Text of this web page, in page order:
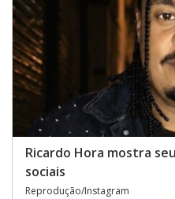
Ricardo Hora mostra
sociais
Reprodução/Instagram